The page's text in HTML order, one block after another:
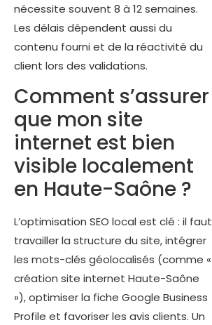
nécessite souvent 8 à 12 semaines.
Les délais dépendent aussi du
contenu fourni et de la réactivité du
client lors des validations.
Comment s’assurer
que mon site
internet est bien
visible localement
en Haute-Saône ?
L’optimisation SEO local est clé : il faut
travailler la structure du site, intégrer
les mots-clés géolocalisés (comme «
création site internet Haute-Saône
»), optimiser la fiche Google Business
Profile et favoriser les avis clients. Un